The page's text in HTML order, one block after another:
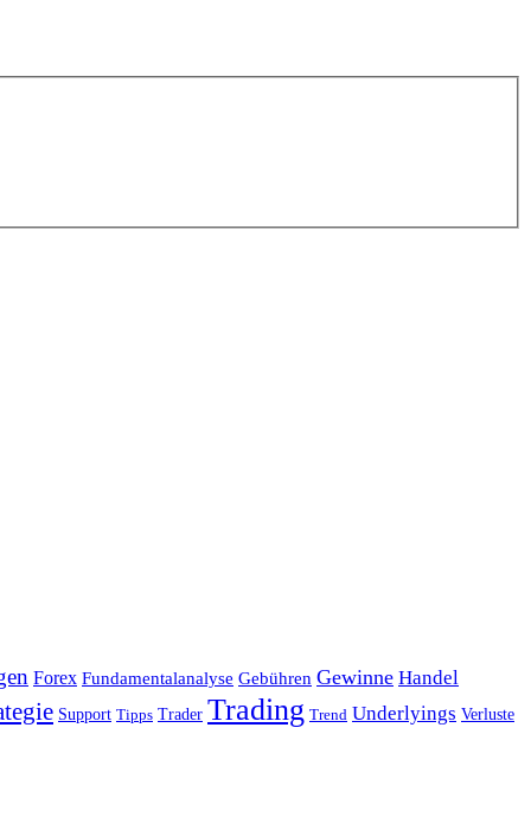
Forex Fundamentalanalyse Gebühren Gewinne Handel
Support Tipps Trader Trading Trend Underlyings Verluste